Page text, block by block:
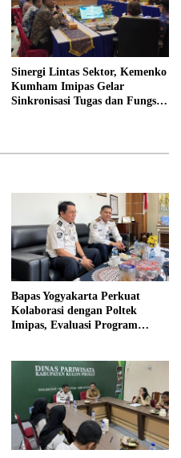
Sinergi Lintas Sektor, Kemenko
Kumham Imipas Gelar
Sinkronisasi Tugas dan Fungsi
Bapas Yogyakarta Perkuat
Kolaborasi dengan Poltek
Imipas, Evaluasi Program